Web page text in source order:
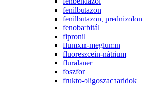
fenilbutazon
fenilbutazon, prednizolon
fenobarbitál
fipronil
flunixin-meglumin
fluoreszcein-nátrium
fluralaner
foszfor
frukto-oligoszacharidok